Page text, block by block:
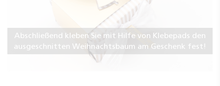
Abschließend kleben Sie mit Hilfe von Klebepads den
ausgeschnitten Weihnachtsbaum am Geschenk fest!